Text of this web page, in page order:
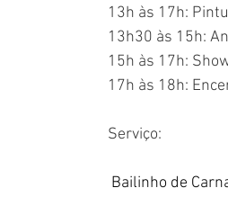
13h às 17h:
13h30 às 15h:
15h às 17h:
17h às 18h:
Serviço:
Bailinho de